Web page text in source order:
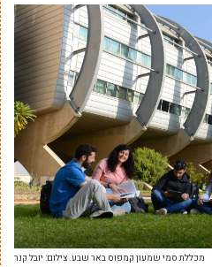
מכללת סמי שמעון קמפוס באר שבע. צילום: יובל קנר